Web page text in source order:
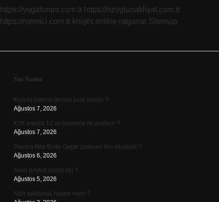
https://yogaforum.com.tr https://ozoglunakliyat.com.tr
https://memici.com.tr knight online nttgame Sitemap
Sidebar
Son Yazılar
Kusura bakma demek özür müdür ?
Ağustos 7, 2026
KYK kredisi 12 ay boyunca mı veriliyor ?
Ağustos 7, 2026
Davaro filmi Buda Geçer şarkısını kim söylüyor ?
Ağustos 6, 2026
Aven boykot ürünü mü ?
Ağustos 5, 2026
Altın saklamak haram mıdır ?